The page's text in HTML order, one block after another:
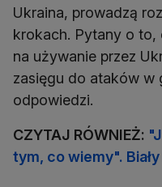
Ukraina, prowadzą
krokach. Pytany o to,
na używanie przez
zasięgu do ataków w
odpowiedzi.
CZYTAJ RÓWNIEŻ:
tym, co wiemy".